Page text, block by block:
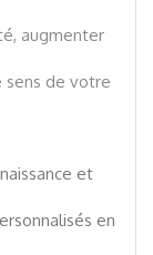
augmenter
sens de votre
et
en